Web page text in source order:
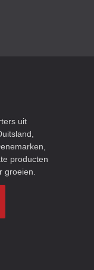
uit
producten
groeien.